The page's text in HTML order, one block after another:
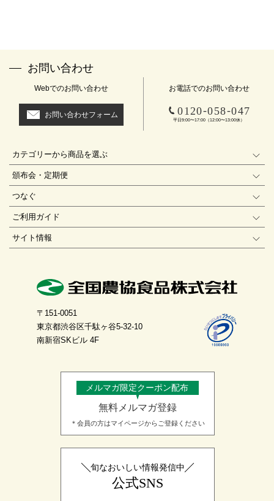
お問い合わせ
Webでのお問い合わせ
お問い合わせフォーム
お電話でのお問い合わせ
0120-058-047
平日9:00〜17:00（12:00〜13:00休）
カテゴリーから商品を選ぶ
頒布会・定期便
つなぐ
ご利用ガイド
サイト情報
〒151-0051
東京都渋谷区千駄ヶ谷5-32-10
南新宿SKビル 4F
メルマガ限定クーポン配布
無料メルマガ登録
＊会員の方はマイページからご登録ください
旬なおいしい情報発信中
公式SNS